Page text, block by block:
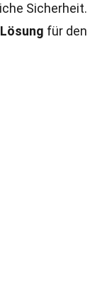
Sicherheit.
für den